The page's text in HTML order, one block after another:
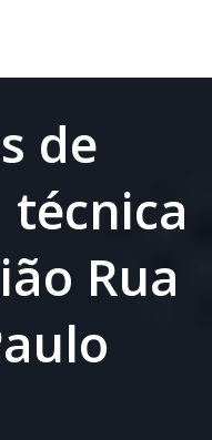
de
técnica
Rua